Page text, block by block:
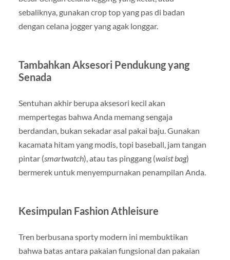
sebaliknya, gunakan crop top yang pas di badan
dengan celana jogger yang agak longgar.
Tambahkan Aksesori Pendukung yang
Senada
Sentuhan akhir berupa aksesori kecil akan
mempertegas bahwa Anda memang sengaja
berdandan, bukan sekadar asal pakai baju. Gunakan
kacamata hitam yang modis, topi baseball, jam tangan
pintar (smartwatch), atau tas pinggang (waist bag)
bermerek untuk menyempurnakan penampilan Anda.
Kesimpulan Fashion Athleisure
Tren berbusana sporty modern ini membuktikan
bahwa batas antara pakaian fungsional dan pakaian